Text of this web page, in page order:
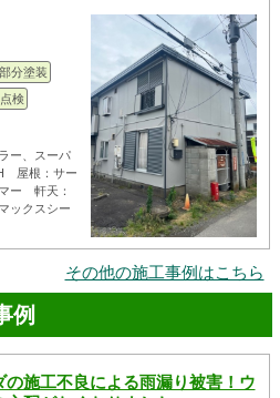
部分塗装
検
ー、スーパ
屋根：サー
ー 軒天：
ックスシー
その他の施工事例はこちら
例
施工不良による雨漏り被害！ウ